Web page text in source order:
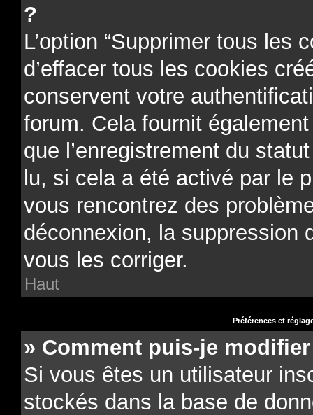
?
L’option “Supprimer tous les
d’effacer tous les cookies
conservent votre
forum. Cela fournit
que l’enregistrement du
lu, si cela a été activé par le
vous rencontrez des
déconnexion, la suppression
vous les corriger.
Haut
Préférences et
» Comment puis-je
Si vous êtes un utilisateur
stockés dans la base de